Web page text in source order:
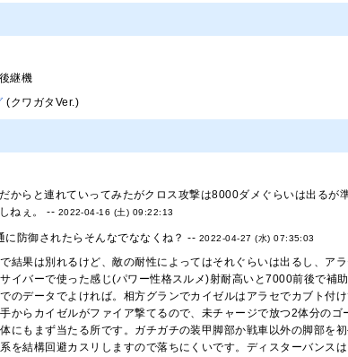
継機
(クワガタVer.)
からと連れていってみたがクロス攻撃は8000ダメぐらいは出る
ねぇ。 -- 2022-04-16 (土) 09:22:13
に防御されたらそんなでななくね？ -- 2022-04-27 (水) 07:35:03
結果は別れるけど、敵の耐性によってはそれぐらいは出るし、ア
イバーで使った感じ(パワー性格スルメ)射耐高いと7000前後で補
のデータでよければ。相方グランでカイゼルはアラセでカブト
からカイゼルがファイア撃てるので、未チャージで放つ2体分の
にもまず当たる所です。ガチガチの装甲脚部か戦車以外の脚部を
を結構回避カスリしますので落ちにくいです。ディスターバンス